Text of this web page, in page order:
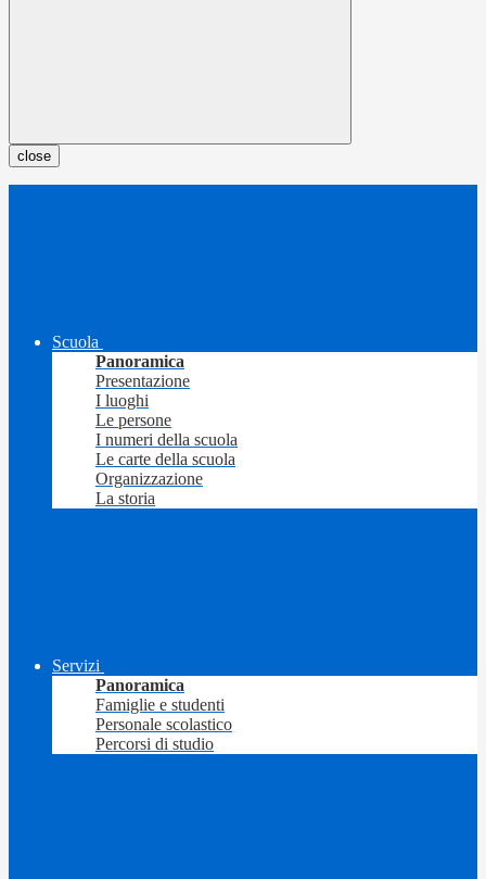
close
Scuola
Panoramica
Presentazione
I luoghi
Le persone
I numeri della scuola
Le carte della scuola
Organizzazione
La storia
Servizi
Panoramica
Famiglie e studenti
Personale scolastico
Percorsi di studio